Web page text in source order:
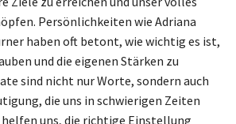
Persönlichkeiten wie Adriana
haben oft betont, wie wichtig es ist,
und die eigenen Stärken zu
sind nicht nur Worte, sondern auch
die uns in schwierigen Zeiten
uns, die richtige Einstellung